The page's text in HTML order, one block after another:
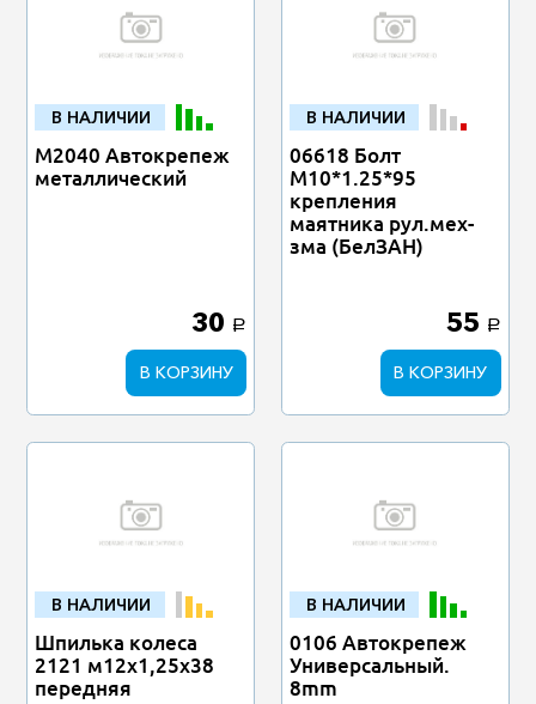
В НАЛИЧИИ
M2040 Автокрепеж
металлический
30 a
В КОРЗИНУ
В НАЛИЧИИ
06618 Болт
М10*1.25*95
крепления
маятника рул.мех-
зма (БелЗАН)
55 a
В КОРЗИНУ
В НАЛИЧИИ
Шпилька колеса
2121 м12х1,25х38
передняя
В НАЛИЧИИ
0106 Автокрепеж
Универсальный.
8mm